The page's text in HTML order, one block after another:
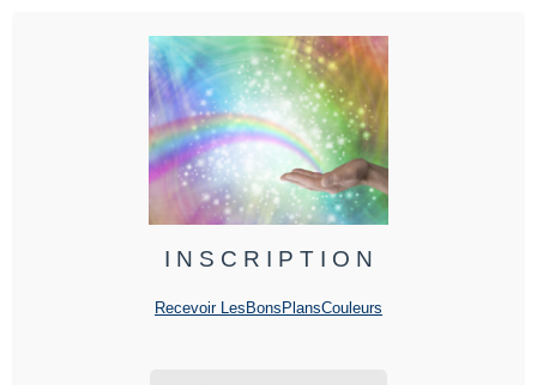
I N S C R I P T I O N
Recevoir LesBonsPlansCouleurs